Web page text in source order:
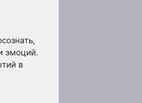
эмоций.
в